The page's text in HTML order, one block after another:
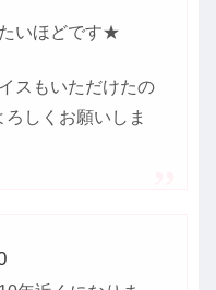
いほどです★
スもいただけたの
しくお願いしま